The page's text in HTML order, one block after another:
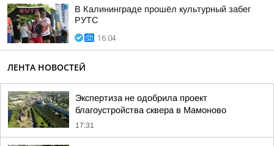
В Калининграде прошёл культурный забег
РУТС
16:04
ЛЕНТА НОВОСТЕЙ
Экспертиза не одобрила проект
благоустройства сквера в Мамоново
17:31